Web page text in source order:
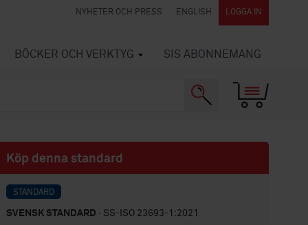
NYHETER OCH PRESS ENGLISH LOGGA IN
BÖCKER OCH VERKTYG SIS ABONNEMANG
Köp denna standard
STANDARD
SVENSK STANDARD · SS-ISO 23693-1:2021